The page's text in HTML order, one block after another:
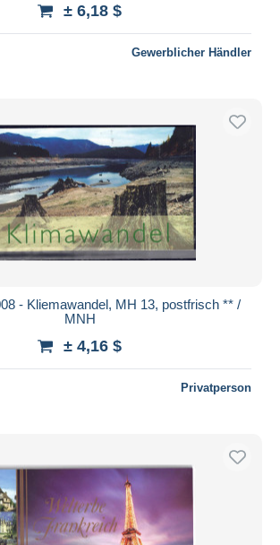
± 6,18 $
Gewerblicher Händler
- Kliemawandel, MH 13, postfrisch ** /
MNH
± 4,16 $
Privatperson